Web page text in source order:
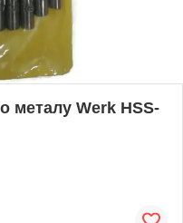
металу Werk HSS-